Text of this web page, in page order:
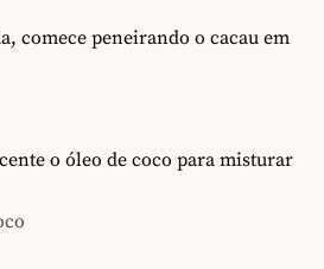
comece peneirando o cacau em
o óleo de coco para misturar